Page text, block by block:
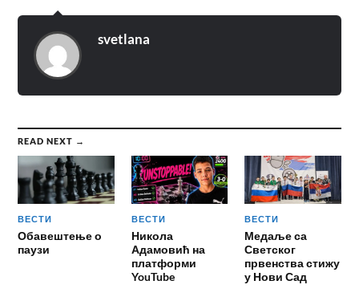
svetlana
READ NEXT →
ВЕСТИ
Обавештење о
паузи
ВЕСТИ
Никола
Адамовић на
платформи
YouTube
ВЕСТИ
Медаље са
Светског
првенства стижу
у Нови Сад